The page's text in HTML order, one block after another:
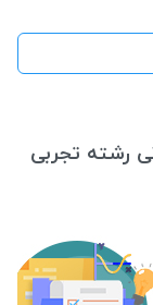
رشته تجربی